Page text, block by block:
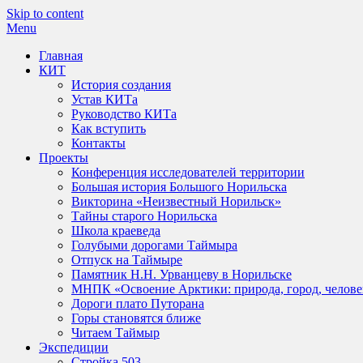
Skip to content
Menu
Главная
КИТ
История создания
Устав КИТа
Руководство КИТа
Как вступить
Контакты
Проекты
Конференция исследователей территории
Большая история Большого Норильска
Викторина «Неизвестный Норильск»
Тайны старого Норильска
Школа краеведа
Голубыми дорогами Таймыра
Отпуск на Таймыре
Памятник Н.Н. Урванцеву в Норильске
МНПК «Освоение Арктики: природа, город,
Дороги плато Путорана
Горы становятся ближе
Читаем Таймыр
Экспедиции